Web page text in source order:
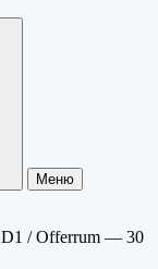
Меню
/ Offerrum — 30